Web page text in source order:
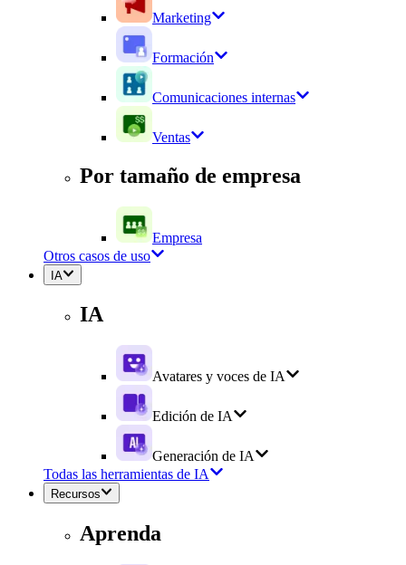
Marketing
Formación
Comunicaciones internas
Ventas
Por tamaño de empresa
Empresa
Otros casos de uso
IA
IA
Avatares y voces de IA
Edición de IA
Generación de IA
Todas las herramientas de IA
Recursos
Aprenda